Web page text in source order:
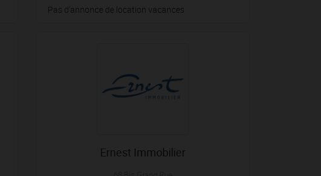
Pas d'annonce de location vacances
Ernest Immobilier